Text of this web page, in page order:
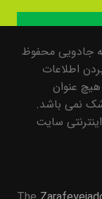
جادویی محفوظ
اطلاعات
عنوان
نمی باشد.
سایت